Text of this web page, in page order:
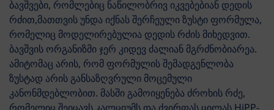
ბავშვები, რომლებიც ნაწილობრივ იკვებებიან დედის
რძით,მათთვის უნდა იქნას შერჩეული ზუსტი ფორმულა,
რომელიც მოდელირებულია დედის რძის მიხედვით.
ბავშვის ორგანიზმი ჯერ კიდევ ძალიან მგრძნობიარეა.
ამიტომაც არის, რომ ფორმულის შემადგენლობა
ზუსტად არის განსაზღვრული მოცემული
კანონმდებლობით. მასში გამოიყენება ძროხის რძე,
რომელიც შეიცავს კალციუმს და ძვირფას ცილას.HiPP-